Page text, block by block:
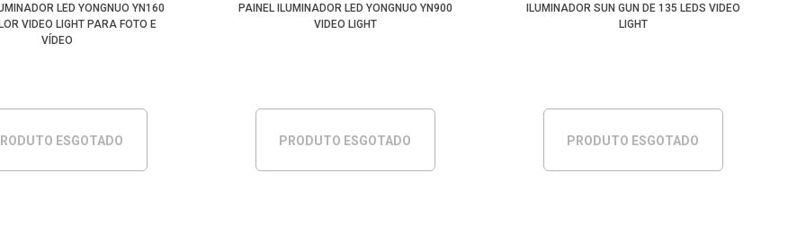
LED YONGNUO YN160
VIDEO LIGHT PARA FOTO E
VÍDEO
ESGOTADO
PAINEL ILUMINADOR LED YONGNUO YN900
VIDEO LIGHT
PRODUTO ESGOTADO
ILUMINADOR SUN GUN DE 135 LEDS VIDEO
LIGHT
PRODUTO ESGOTADO